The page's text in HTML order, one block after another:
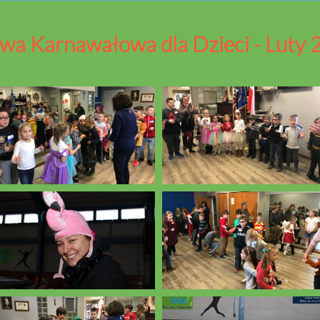
Karnawałowa dla Dzieci - Luty